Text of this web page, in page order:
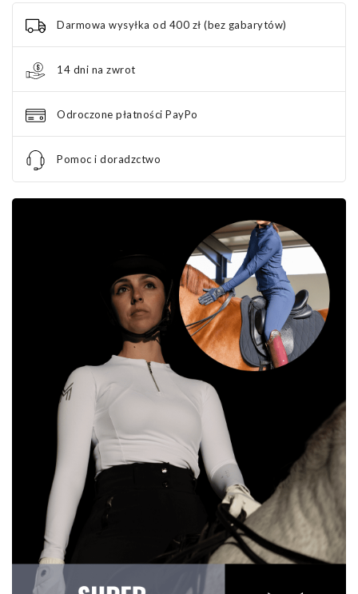
Darmowa wysyłka od 400 zł (bez gabarytów)
14 dni na zwrot
Odroczone płatności PayPo
Pomoc i doradzctwo